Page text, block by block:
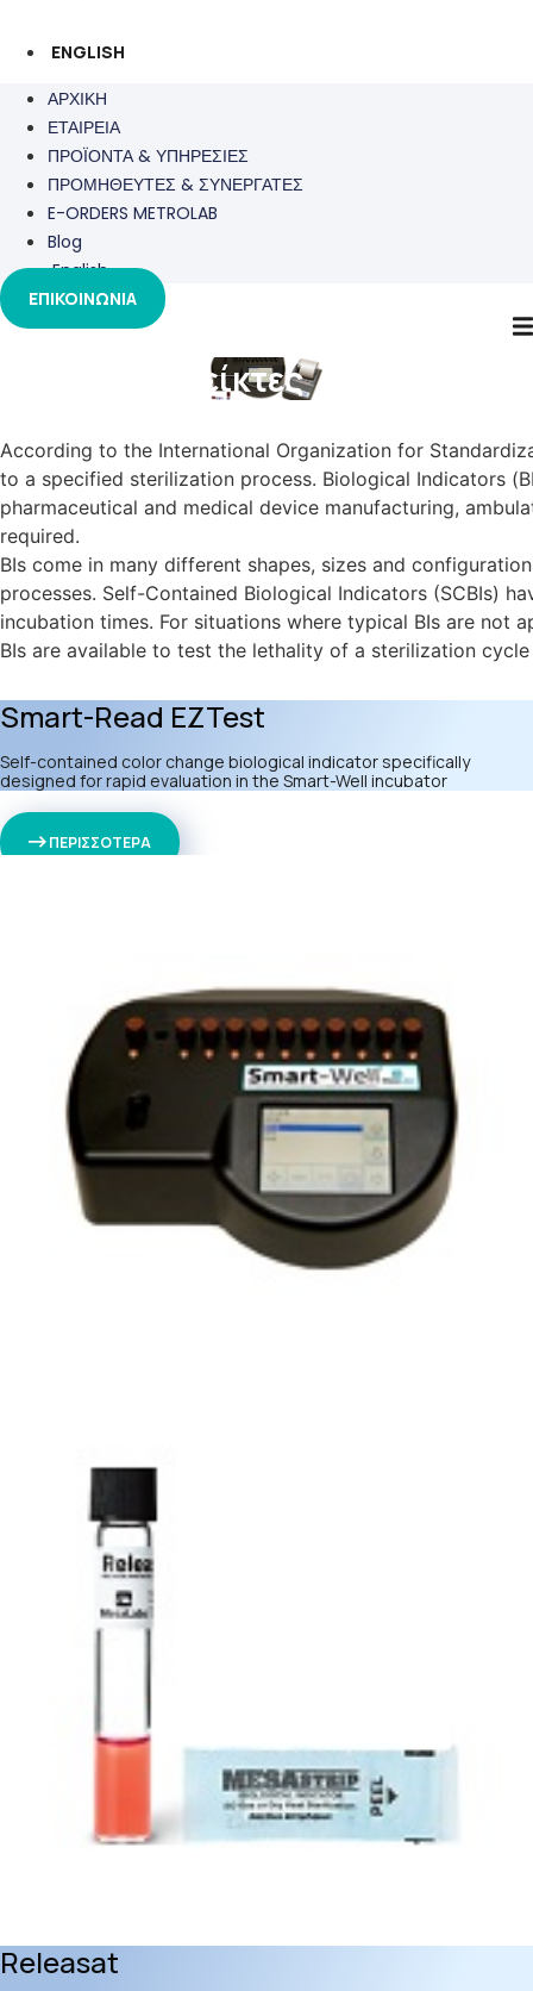
ENGLISH
ΑΡΧΙΚΗ
ΕΤΑΙΡΕΙΑ
ΠΡΟΪΟΝΤΑ & ΥΠΗΡΕΣΙΕΣ
ΠΡΟΜΗΘΕΥΤΕΣ & ΣΥΝΕΡΓΑΤΕΣ
E-ORDERS METROLAB
Blog
English
ΕΠΙΚΟΙΝΩΝΙΑ
Βιολογικοί Δείκτες
According to the International Organization for
to a specified sterilization process. Biological Indicators
pharmaceutical and medical device manufacturing,
required.
BIs come in many different shapes, sizes and
processes. Self-Contained Biological Indicators (SCBIs)
incubation times. For situations where typical BIs are not
BIs are available to test the lethality of a sterilization
Smart-Read EZTest
Self-contained color change biological indicator specifically
designed for rapid evaluation in the Smart-Well incubator
ΠΕΡΙΣΣΟΤΕΡΑ
Releasat